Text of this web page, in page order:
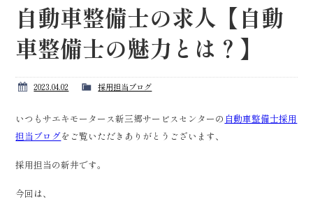
自動車整備士の求人【自動
車整備士の魅力とは？】
2023.04.02 採用担当ブログ
いつもサエキモータース新三郷サービスセンターの 自動車整備士採用
担当ブログをご覧いただきありがとうございます、
採用担当の新井です。
今回は、